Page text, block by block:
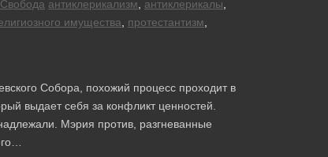
Свобода антиклерикализм антиклерикалы
имущества протестантизм
Собора, похожий процесс проходит в
выдает себя за конфликт ценностей.
Мэрия против, разгневанные